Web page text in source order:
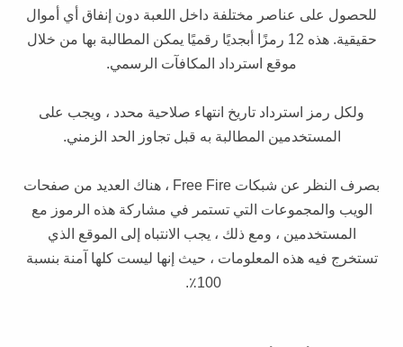
للحصول على عناصر مختلفة داخل اللعبة دون إنفاق أي أموال
حقيقية. هذه 12 رمزًا أبجديًا رقميًا يمكن المطالبة بها من خلال
موقع استرداد المكافآت الرسمي.
ولكل رمز استرداد تاريخ انتهاء صلاحية محدد ، ويجب على
المستخدمين المطالبة به قبل تجاوز الحد الزمني.
بصرف النظر عن شبكات Free Fire ، هناك العديد من صفحات
الويب والمجموعات التي تستمر في مشاركة هذه الرموز مع
المستخدمين ، ومع ذلك ، يجب الانتباه إلى الموقع الذي
تستخرج فيه هذه المعلومات ، حيث إنها ليست كلها آمنة بنسبة
100٪.